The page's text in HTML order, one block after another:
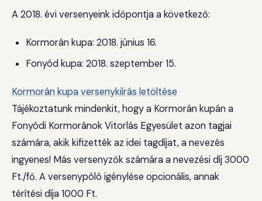
A 2018. évi versenyeink időpontja a következő:
Kormorán kupa: 2018. június 16.
Fonyód kupa: 2018. szeptember 15.
Kormorán kupa versenykiírás letöltése
Tájékoztatunk mindenkit, hogy a Kormorán kupán a
Fonyódi Kormoránok Vitorlás Egyesület azon tagjai
számára, akik kifizették az idei tagdíjat, a nevezés
ingyenes! Más versenyzők számára a nevezési díj 3000
Ft./fő. A versenypóló igénylése opcionális, annak
térítési díja 1000 Ft.